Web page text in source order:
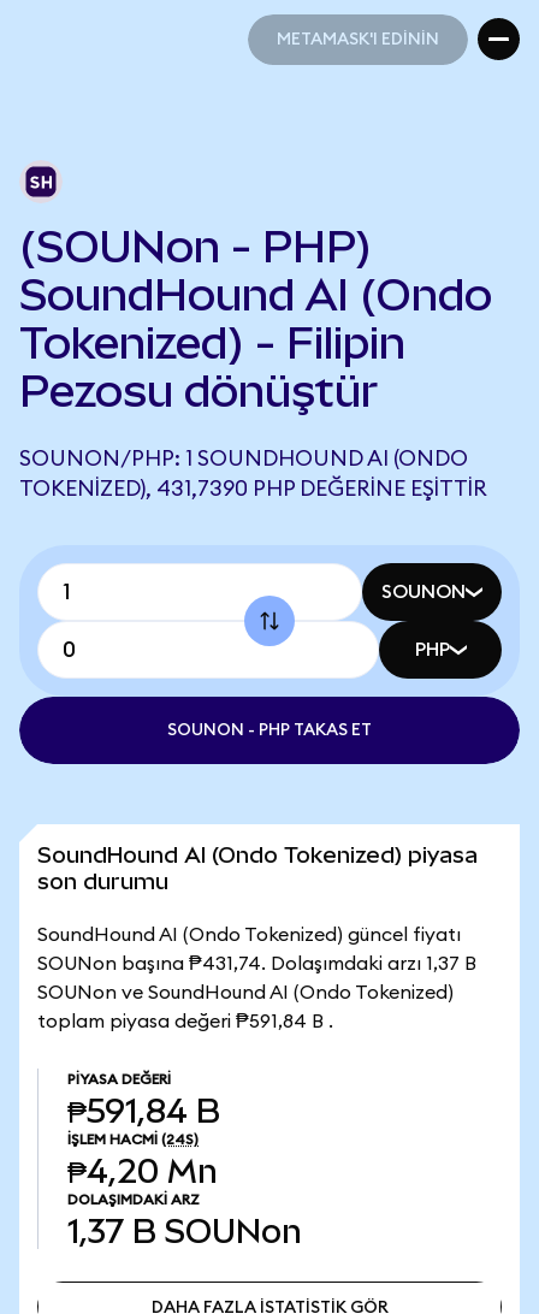
METAMASK'I EDİNİN
(SOUNon - PHP)
SoundHound AI (Ondo
Tokenized) - Filipin
Pezosu dönüştür
SOUNON/PHP: 1 SOUNDHOUND AI (ONDO
TOKENIZED), 431,7390 PHP DEĞERINE EŞITTIR
SOUNON
PHP
SOUNON - PHP TAKAS ET
SoundHound AI (Ondo Tokenized) piyasa
son durumu
SoundHound AI (Ondo Tokenized) güncel fiyatı
SOUNon başına ₱431,74. Dolaşımdaki arzı 1,37 B
SOUNon ve SoundHound AI (Ondo Tokenized)
toplam piyasa değeri ₱591,84 B .
PIYASA DEĞERI
₱591,84 B
İŞLEM HACMI (24S)
₱4,20 Mn
DOLAŞIMDAKI ARZ
1,37 B SOUNon
DAHA FAZLA İSTATİSTİK GÖR